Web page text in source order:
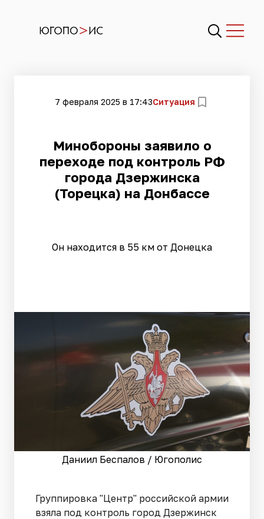
7 февраля 2025 в 17:43Ситуация
Минобороны заявило о
переходе под контроль РФ
города Дзержинска
(Торецка) на Донбассе
Он находится в 55 км от Донецка
Даниил Беспалов / Югополис
Группировка "Центр" российской армии
взяла под контроль город Дзержинск